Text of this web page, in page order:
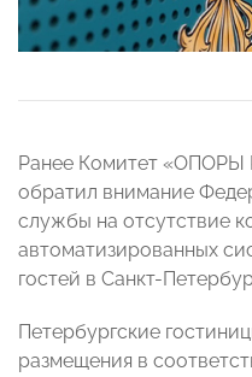
Ранее Комитет
обратил внимание
службы на отсутствие
автоматизированных
гостей в Санкт-
Петербургские
размещения в